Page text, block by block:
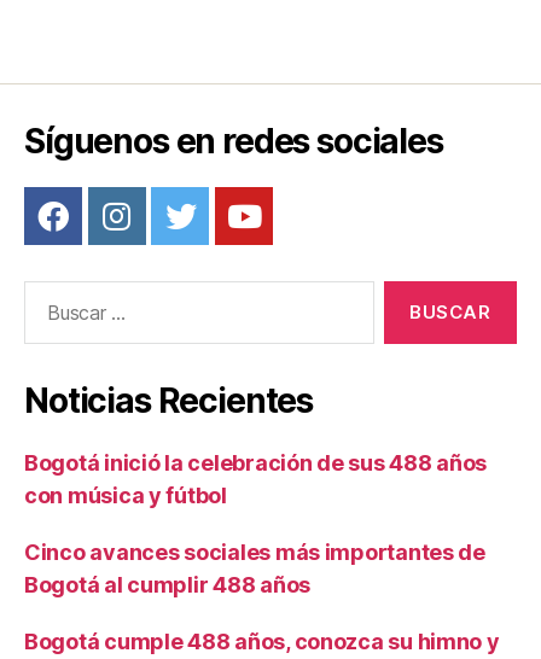
Síguenos en redes sociales
Noticias Recientes
Bogotá inició la celebración de sus 488 años
con música y fútbol
Cinco avances sociales más importantes de
Bogotá al cumplir 488 años
Bogotá cumple 488 años, conozca su himno y